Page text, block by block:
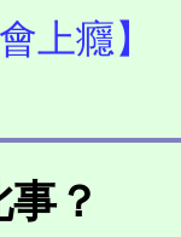
上癮】
？